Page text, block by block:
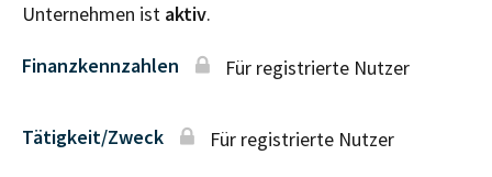
Unternehmen ist aktiv.
Finanzkennzahlen Für registrierte Nutzer
Tätigkeit/Zweck Für registrierte Nutzer